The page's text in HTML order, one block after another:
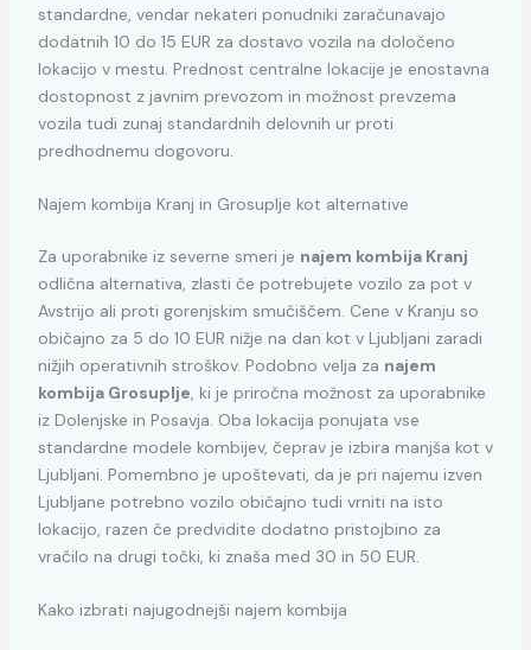
standardne, vendar nekateri ponudniki zaračunavajo
dodatnih 10 do 15 EUR za dostavo vozila na določeno
lokacijo v mestu. Prednost centralne lokacije je enostavna
dostopnost z javnim prevozom in možnost prevzema
vozila tudi zunaj standardnih delovnih ur proti
predhodnemu dogovoru.
Najem kombija Kranj in Grosuplje kot alternative
Za uporabnike iz severne smeri je najem kombija Kranj
odlična alternativa, zlasti če potrebujete vozilo za pot v
Avstrijo ali proti gorenjskim smučiščem. Cene v Kranju so
običajno za 5 do 10 EUR nižje na dan kot v Ljubljani zaradi
nižjih operativnih stroškov. Podobno velja za najem
kombija Grosuplje, ki je priročna možnost za uporabnike
iz Dolenjske in Posavja. Oba lokacija ponujata vse
standardne modele kombijev, čeprav je izbira manjša kot v
Ljubljani. Pomembno je upoštevati, da je pri najemu izven
Ljubljane potrebno vozilo običajno tudi vrniti na isto
lokacijo, razen če predvidite dodatno pristojbino za
vračilo na drugi točki, ki znaša med 30 in 50 EUR.
Kako izbrati najugodnejši najem kombija